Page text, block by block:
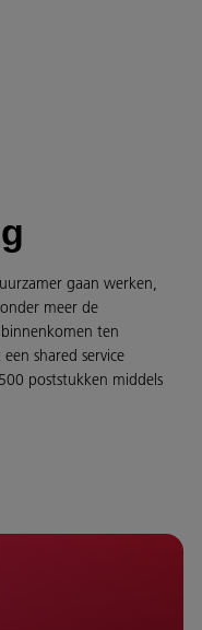
gaan werken,
meer de
ten
shared service
poststukken middels